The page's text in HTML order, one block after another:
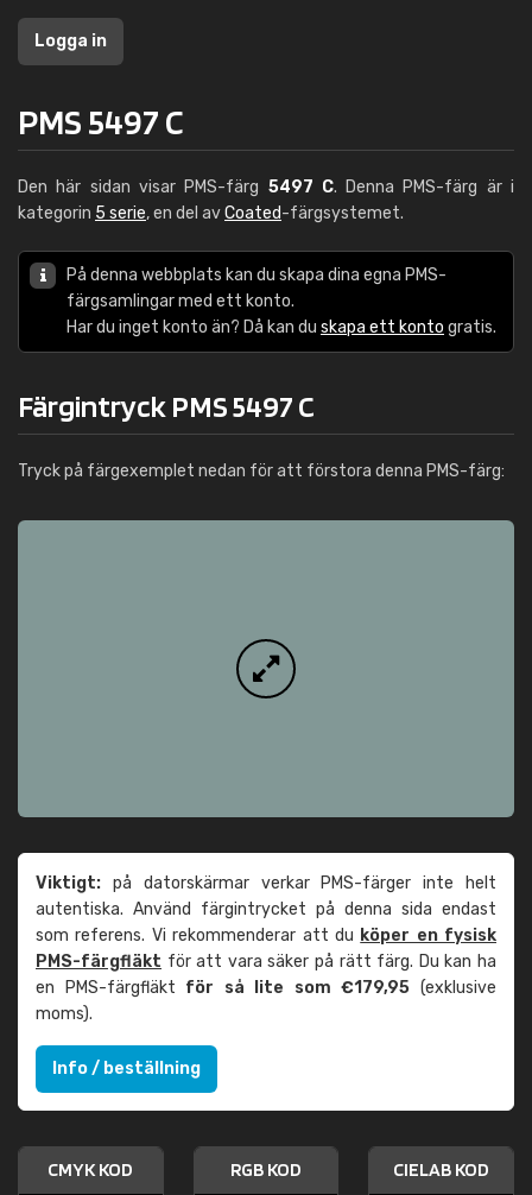
Logga in
PMS 5497 C
Den här sidan visar PMS-färg 5497 C. Denna PMS-färg är i
kategorin 5 serie, en del avCoated-färgsystemet.
På denna webbplats kan du skapa dina egna PMS-
färgsamlingar med ett konto.
Har du inget konto än? Då kan du skapa ett konto gratis.
Färgintryck PMS 5497 C
Tryck på färgexemplet nedan för att förstora denna PMS-färg:
Viktigt: på datorskärmar verkar PMS-färger inte helt
autentiska. Använd färgintrycket på denna sida endast
som referens. Vi rekommenderar att du köper en fysisk
PMS-färgfläkt för att vara säker på rätt färg. Du kan ha
en PMS-färgfläkt för så lite som €179,95 (exklusive
moms).
Info / beställning
CMYK KOD RGB KOD CIELAB KOD